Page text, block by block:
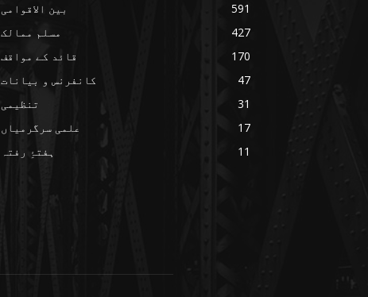
بین الاقوامی
591
مسلم ممالک
427
قائد کے مواقف
170
کانفرنس و بیانات
47
تنظیمی
31
علمی سرگرمیاں
17
ہفتۂِ رفتہ
11